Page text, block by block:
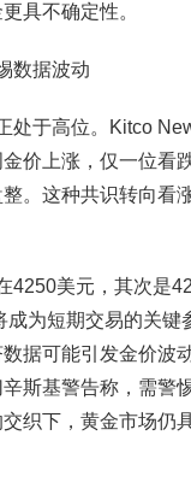
具不确定性。
数据波动
处于高位。Kitco
价上涨，仅一位看
。这种共识转向看
4250美元，其次是
为短期交易的关键
据可能引发金价波
斯基警告称，需警
织下，黄金市场仍